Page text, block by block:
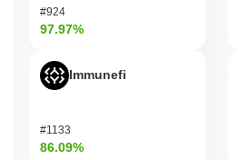
#924
97.97%
Immunefi
#1133
86.09%